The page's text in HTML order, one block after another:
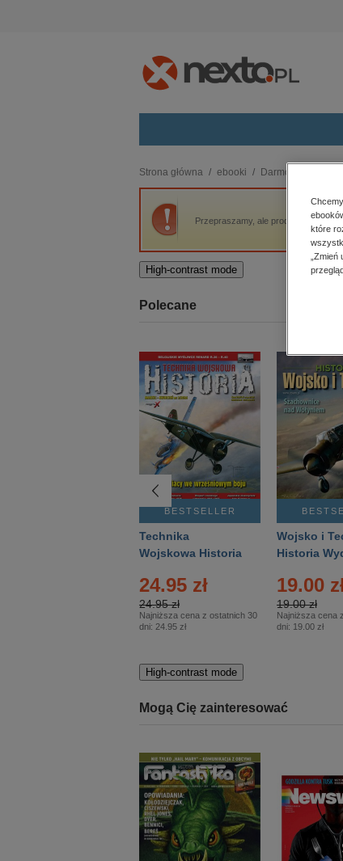
budownictwo, aranżacja wnętrz
biznesowe, branżowe,
darmowe wydania
edukacja
kobiece, lifestyle, kultura
Strona główna ebooki Darmowe ebooki
Przepraszamy, ale produkt „Dama
High-contrast mode
Polecane
BESTSELLER
Technika
Wojskowa Historia
24.95 zł
24.95 zł
Najniższa cena z ostatnich 30
dni: 24.95 zł
Wojsko i
Historia
– 2/2026
19.00
19.00 zł
Najniższa cena
dni: 19.00 zł
High-contrast mode
Mogą Cię zainteresować
które